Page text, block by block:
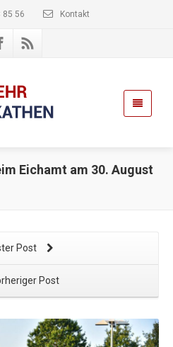
85 56 Kontakt
Eichamt am 30. August
Post
Post